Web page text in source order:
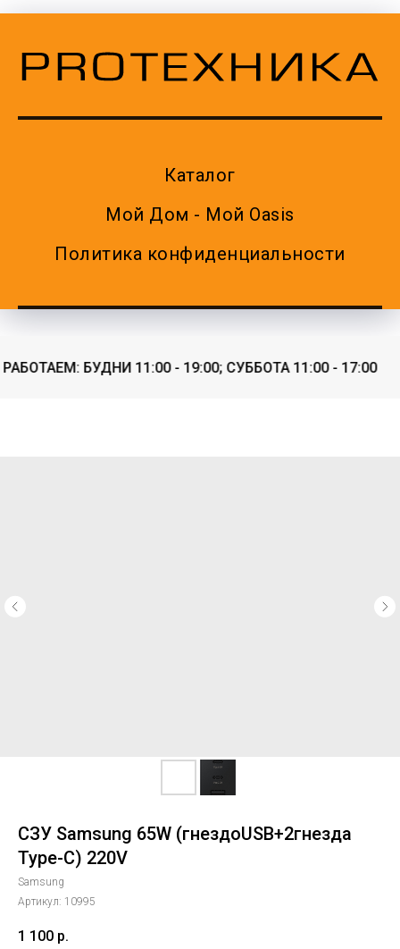
Каталог
Мой Дом - Мой Oasis
Политика конфиденциальности
БУДНИ 11:00 - 19:00; СУББОТА 11:00 - 17:00
СЗУ Samsung 65W (гнездоUSB+2гнезда
Type-C) 220V
Samsung
Артикул: 10995
1 100 р.